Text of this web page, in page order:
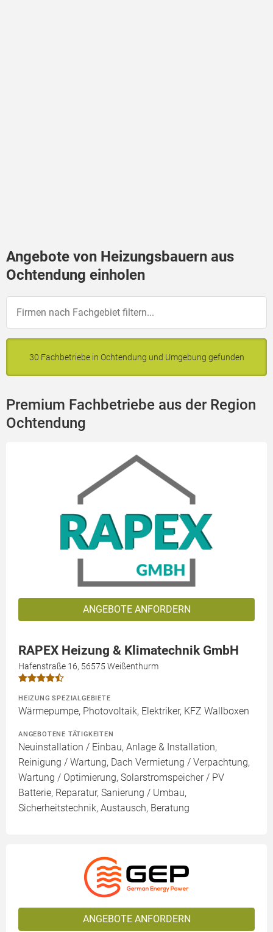
Angebote von Heizungsbauern aus
Ochtendung einholen
30 Fachbetriebe in Ochtendung und Umgebung gefunden
Premium Fachbetriebe aus der Region
Ochtendung
ANGEBOTE ANFORDERN
RAPEX Heizung & Klimatechnik GmbH
Hafenstraße 16, 56575 Weißenthurm
HEIZUNG SPEZIALGEBIETE
Wärmepumpe, Photovoltaik, Elektriker, KFZ Wallboxen
ANGEBOTENE TÄTIGKEITEN
Neuinstallation / Einbau, Anlage & Installation,
Reinigung / Wartung, Dach Vermietung / Verpachtung,
Wartung / Optimierung, Solarstromspeicher / PV
Batterie, Reparatur, Sanierung / Umbau,
Sicherheitstechnik, Austausch, Beratung
ANGEBOTE ANFORDERN